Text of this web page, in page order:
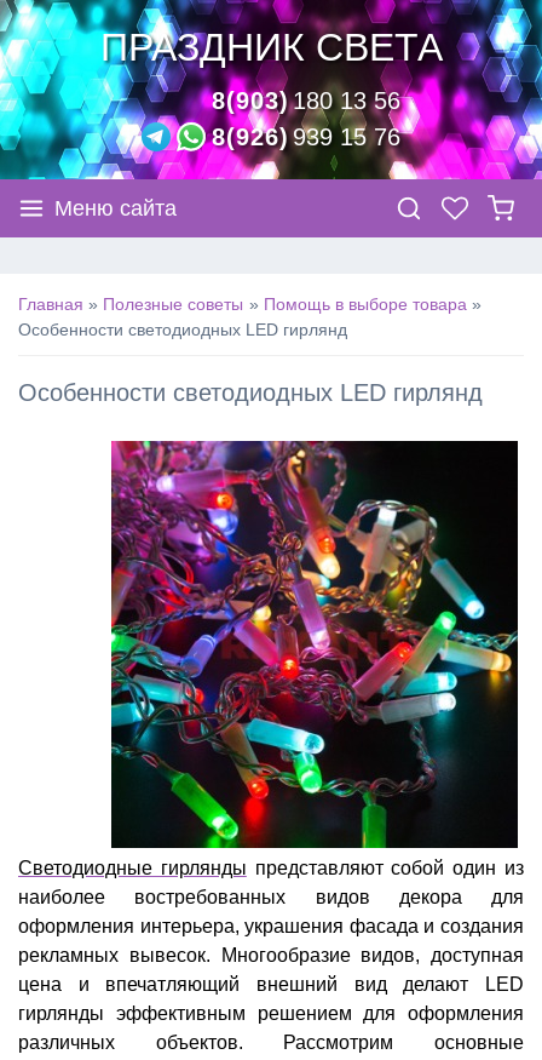
ПРАЗДНИК СВЕТА
8(903)180 13 56
8(926)939 15 76
Меню сайта
Главная Полезные советы
Помощь в выборе товара
Особенности светодиодных LED гирлянд
Особенности светодиодных LED гирлянд
Светодиодные гирлянды представляют собой один из
наиболее востребованных видов декора для
оформления интерьера, украшения фасада и создания
рекламных вывесок. Многообразие видов, доступная
цена и впечатляющий внешний вид делают LED
гирлянды эффективным решением для оформления
различных объектов. Рассмотрим основные